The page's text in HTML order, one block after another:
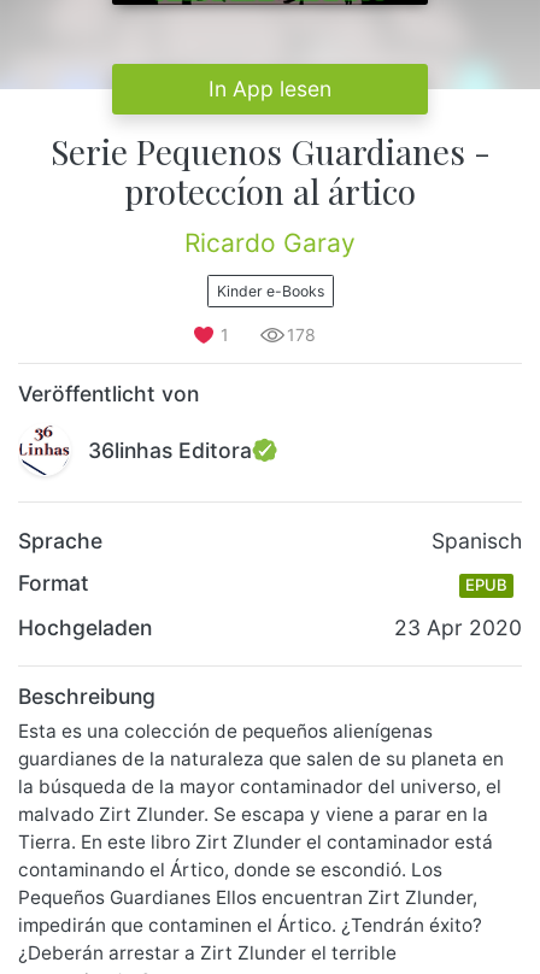
In App lesen
Serie Pequenos Guardianes -
proteccíon al ártico
Ricardo Garay
Kinder e-Books
1 178
Veröffentlicht von
36linhas Editora
Sprache
Spanisch
Format
EPUB
Hochgeladen 23 Apr 2020
Beschreibung
Esta es una colección de pequeños alienígenas
guardianes de la naturaleza que salen de su planeta en
la búsqueda de la mayor contaminador del universo, el
malvado Zirt Zlunder. Se escapa y viene a parar en la
Tierra. En este libro Zirt Zlunder el contaminador está
contaminando el Ártico, donde se escondió. Los
Pequeños Guardianes Ellos encuentran Zirt Zlunder,
impedirán que contaminen el Ártico. ¿Tendrán éxito?
¿Deberán arrestar a Zirt Zlunder el terrible